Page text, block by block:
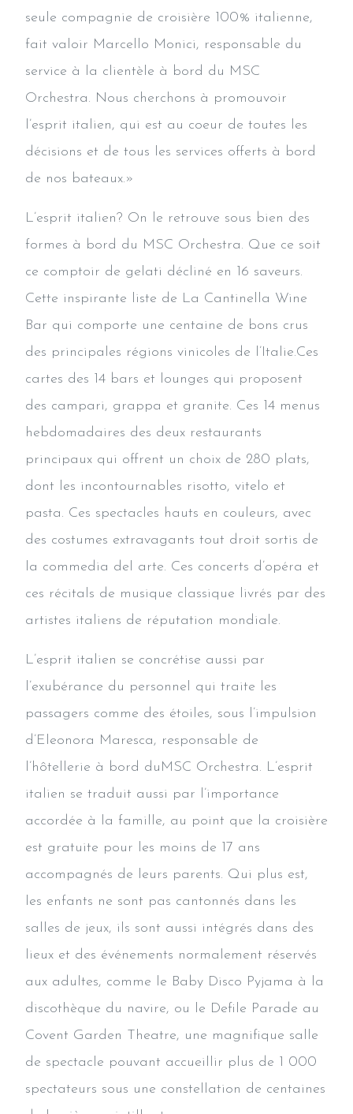
seule compagnie de croisière 100% italienne,
fait valoir Marcello Monici, responsable du
service à la clientèle à bord du MSC
Orchestra. Nous cherchons à promouvoir
l’esprit italien, qui est au coeur de toutes les
décisions et de tous les services offerts à bord
de nos bateaux.»
L’esprit italien? On le retrouve sous bien des
formes à bord du MSC Orchestra. Que ce soit
ce comptoir de gelati décliné en 16 saveurs.
Cette inspirante liste de La Cantinella Wine
Bar qui comporte une centaine de bons crus
des principales régions vinicoles de l’Italie.Ces
cartes des 14 bars et lounges qui proposent
des campari, grappa et granite. Ces 14 menus
hebdomadaires des deux restaurants
principaux qui offrent un choix de 280 plats,
dont les incontournables risotto, vitelo et
pasta. Ces spectacles hauts en couleurs, avec
des costumes extravagants tout droit sortis de
la commedia del arte. Ces concerts d’opéra et
ces récitals de musique classique livrés par des
artistes italiens de réputation mondiale.
L’esprit italien se concrétise aussi par
l’exubérance du personnel qui traite les
passagers comme des étoiles, sous l’impulsion
d’Eleonora Maresca, responsable de
l’hôtellerie à bord duMSC Orchestra. L’esprit
italien se traduit aussi par l’importance
accordée à la famille, au point que la croisière
est gratuite pour les moins de 17 ans
accompagnés de leurs parents. Qui plus est,
les enfants ne sont pas cantonnés dans les
salles de jeux, ils sont aussi intégrés dans des
lieux et des événements normalement réservés
aux adultes, comme le Baby Disco Pyjama à la
discothèque du navire, ou le Defile Parade au
Covent Garden Theatre, une magnifique salle
de spectacle pouvant accueillir plus de 1 000
spectateurs sous une constellation de centaines